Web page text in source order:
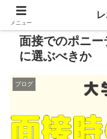
面接でのポニ
に選ぶべきか
ブログ
メニュー